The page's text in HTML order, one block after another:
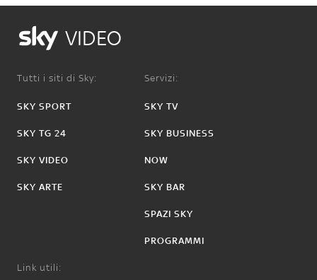
VIDEO
Tutti i siti di Sky:
SKY SPORT
SKY TG 24
SKY VIDEO
SKY ARTE
Servizi:
SKY TV
SKY BUSINESS
NOW
SKY BAR
SPAZI SKY
PROGRAMMI
Link utili: